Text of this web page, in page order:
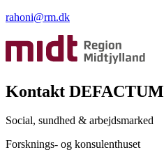
rahoni@rm.dk
Kontakt DEFACTUM
Social, sundhed & arbejdsmarked
Forsknings- og konsulenthuset